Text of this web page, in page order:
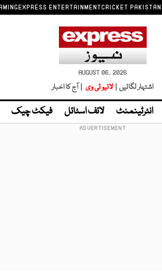
EXPRESS ENTERTAINMENTCRICKET PAKISTAN
AUGUST 06, 2026
اشتہار لگائیں | لائیو ٹی وی | آج کا اخبار
انٹرٹینمنٹ لائف اسٹائل فیکٹ چیک